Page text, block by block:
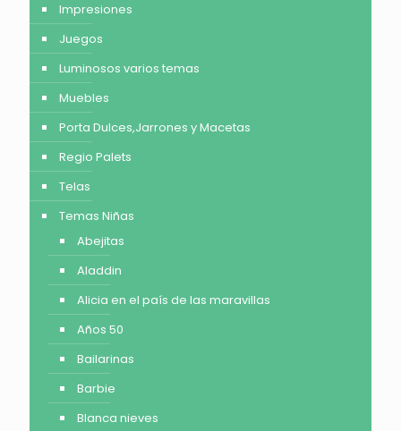
Impresiones
Juegos
Luminosos varios temas
Muebles
Porta Dulces,Jarrones y Macetas
Regio Palets
Telas
Temas Niñas
Abejitas
Aladdin
Alicia en el país de las maravillas
Años 50
Bailarinas
Barbie
Blanca nieves